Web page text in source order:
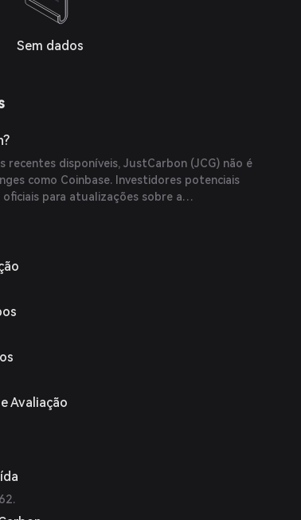
Sem dados
recentes disponíveis, JustCarbon (JCG) não é
como Coinbase. Investidores potenciais
oficiais para atualizações sobre a
Avaliação